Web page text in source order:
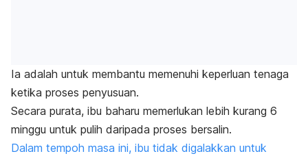
Ia adalah untuk membantu memenuhi keperluan tenaga
ketika proses penyusuan.
Secara purata, ibu baharu memerlukan lebih kurang 6
minggu untuk pulih daripada proses bersalin.
Dalam tempoh masa ini, ibu tidak digalakkan untuk